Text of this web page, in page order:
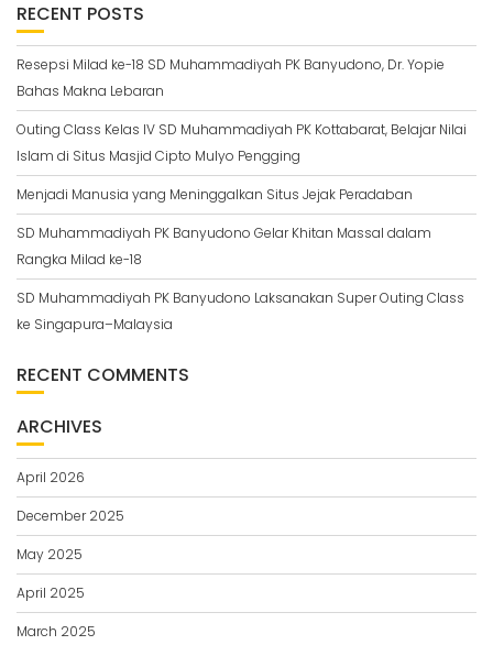
RECENT POSTS
Resepsi Milad ke-18 SD Muhammadiyah PK Banyudono, Dr. Yopie
Bahas Makna Lebaran
Outing Class Kelas IV SD Muhammadiyah PK Kottabarat, Belajar Nilai
Islam di Situs Masjid Cipto Mulyo Pengging
Menjadi Manusia yang Meninggalkan Situs Jejak Peradaban
SD Muhammadiyah PK Banyudono Gelar Khitan Massal dalam
Rangka Milad ke-18
SD Muhammadiyah PK Banyudono Laksanakan Super Outing Class
ke Singapura–Malaysia
RECENT COMMENTS
ARCHIVES
April 2026
December 2025
May 2025
April 2025
March 2025